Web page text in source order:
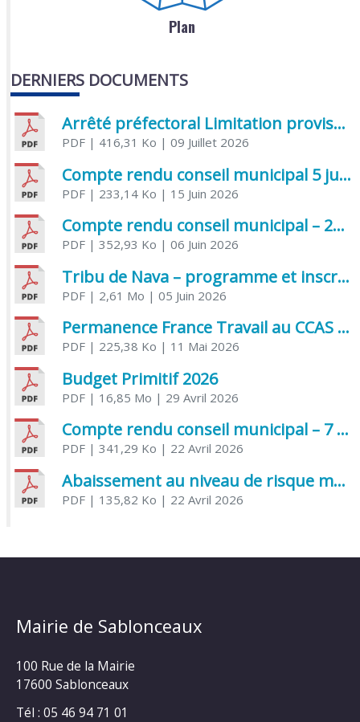
Plan
DERNIERS DOCUMENTS
Arrêté préfectoral Limitation provisoire des usages de l’eau
PDF| 416,31 Ko | 09 Juillet 2026
Compte rendu conseil municipal 5 juin 2026 sénatoriale
PDF| 233,14 Ko | 15 Juin 2026
Compte rendu conseil municipal – 21 avril 2026
PDF| 352,93 Ko | 06 Juin 2026
Tribu de Nava – programme et inscriptions été 2026
PDF| 2,61 Mo | 05 Juin 2026
Permanence France Travail au CCAS de Saujon Juin 2026
PDF| 225,38 Ko | 11 Mai 2026
Budget Primitif 2026
PDF| 16,85 Mo | 29 Avril 2026
Compte rendu conseil municipal – 7 avril 2026
PDF| 341,29 Ko | 22 Avril 2026
Abaissement au niveau de risque modéré de l’Influenza aviaire
PDF| 135,82 Ko | 22 Avril 2026
Mairie de Sablonceaux
100 Rue de la Mairie
17600 Sablonceaux
Tél : 05 46 94 71 01